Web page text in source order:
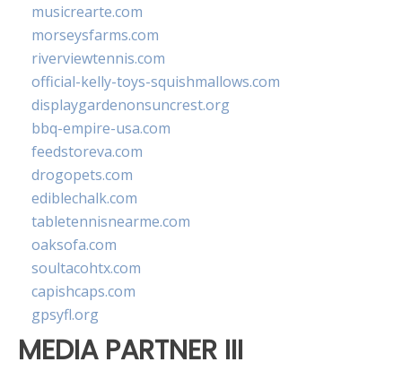
musicrearte.com
morseysfarms.com
riverviewtennis.com
official-kelly-toys-squishmallows.com
displaygardenonsuncrest.org
bbq-empire-usa.com
feedstoreva.com
drogopets.com
ediblechalk.com
tabletennisnearme.com
oaksofa.com
soultacohtx.com
capishcaps.com
gpsyfl.org
MEDIA PARTNER III